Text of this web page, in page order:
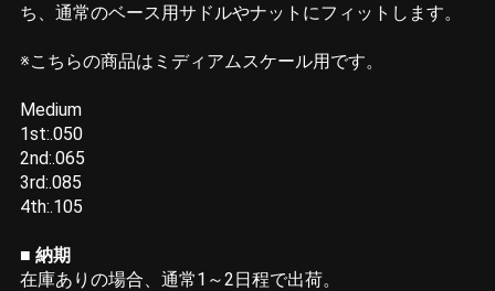
ち、通常のベース用サドルやナットにフィットします。
※こちらの商品はミディアムスケール用です。
Medium
1st:.050
2nd:.065
3rd:.085
4th:.105
■ 納期
在庫ありの場合、通常1～2日程で出荷。